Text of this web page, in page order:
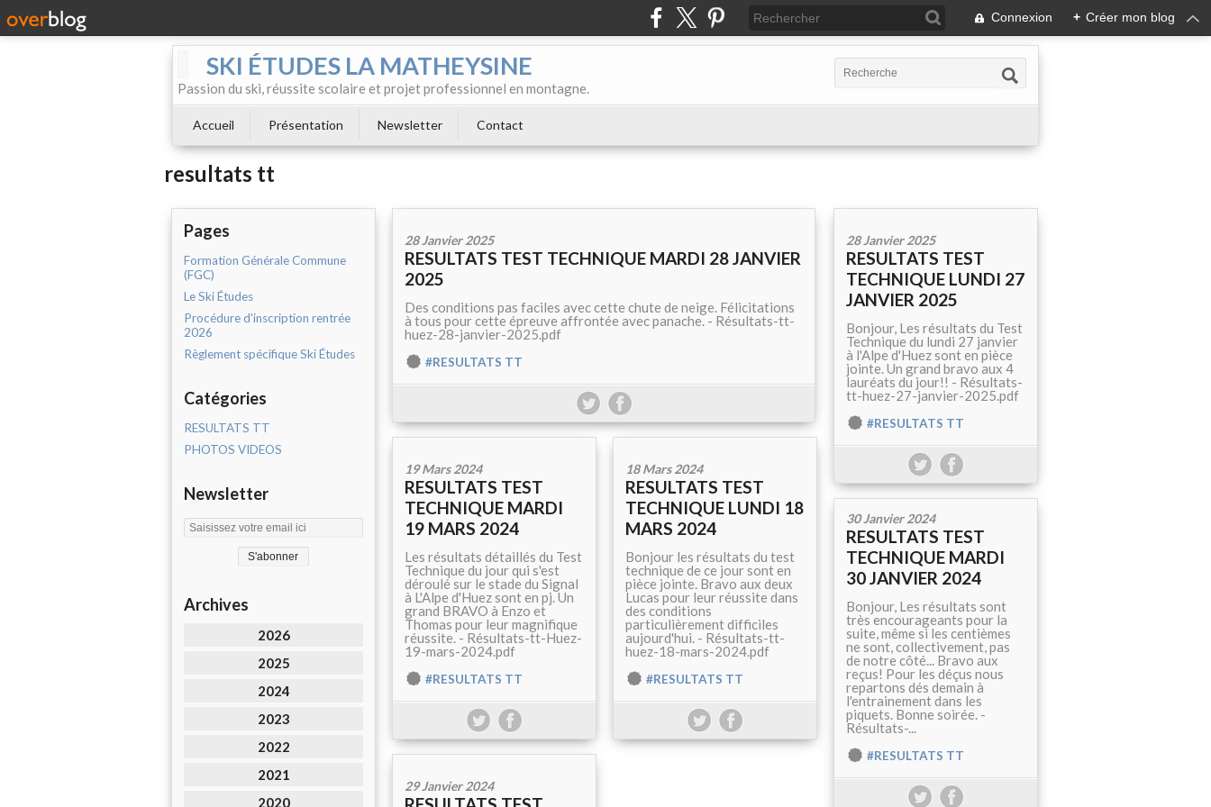
Connexion + Créer mon blog
SKI ÉTUDES LA MATHEYSINE
Passion du ski, réussite scolaire et projet professionnel en montagne.
Accueil Présentation Newsletter Contact
resultats tt
Pages
Formation Générale Commune
(FGC)
Le Ski Études
Procédure d'inscription rentrée
2026
Règlement spécifique Ski Études
Catégories
RESULTATS TT
PHOTOS VIDEOS
Newsletter
Archives
2026
2025
2024
2023
2022
2021
2020
28 Janvier 2025
RESULTATS TEST TECHNIQUE MARDI 28 JANVIER
2025
Des conditions pas faciles avec cette chute de neige. Félicitations
à tous pour cette épreuve affrontée avec panache. - Résultats-tt-
huez-28-janvier-2025.pdf
#RESULTATS TT
28 Janvier 2025
RESULTATS TEST
TECHNIQUE LUNDI 27
JANVIER 2025
Bonjour, Les résultats du Test
Technique du lundi 27 janvier
à l'Alpe d'Huez sont en pièce
jointe. Un grand bravo aux 4
lauréats du jour!! - Résultats-
tt-huez-27-janvier-2025.pdf
#RESULTATS TT
19 Mars 2024
RESULTATS TEST
TECHNIQUE MARDI
19 MARS 2024
Les résultats détaillés du Test
Technique du jour qui s'est
déroulé sur le stade du Signal
à L'Alpe d'Huez sont en pj. Un
grand BRAVO à Enzo et
Thomas pour leur magnifique
réussite. - Résultats-tt-Huez-
19-mars-2024.pdf
#RESULTATS TT
18 Mars 2024
RESULTATS TEST
TECHNIQUE LUNDI 18
MARS 2024
Bonjour les résultats du test
technique de ce jour sont en
pièce jointe. Bravo aux deux
Lucas pour leur réussite dans
des conditions
particulièrement difficiles
aujourd'hui. - Résultats-tt-
huez-18-mars-2024.pdf
#RESULTATS TT
30 Janvier 2024
RESULTATS TEST
TECHNIQUE MARDI
30 JANVIER 2024
Bonjour, Les résultats sont
très encourageants pour la
suite, même si les centièmes
ne sont, collectivement, pas
de notre côté... Bravo aux
reçus! Pour les déçus nous
repartons dés demain à
l'entrainement dans les
piquets. Bonne soirée. -
Résultats-...
#RESULTATS TT
29 Janvier 2024